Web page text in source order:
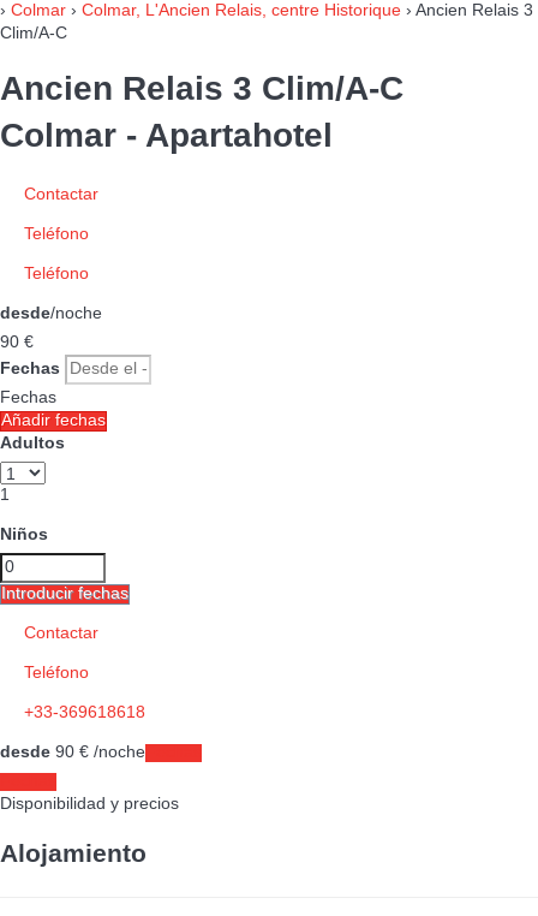
› Colmar › Colmar, L'Ancien Relais, centre Historique › Ancien Relais 3
Clim/A-C
Ancien Relais 3 Clim/A-C
Colmar - Apartahotel
Contactar
Teléfono
Teléfono
desde/noche
90 €
Fechas
Fechas
Añadir fechas
Adultos
1
Niños
Introducir fechas
Contactar
Teléfono
+33-369618618
desde 90 € /noche
Disponibilidad y precios
Alojamiento